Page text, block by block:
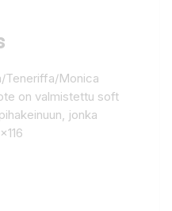
Teneriffa/Monica
on valmistettu soft
jonka